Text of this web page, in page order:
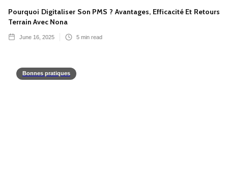
Pourquoi Digitaliser Son PMS ? Avantages, Efficacité Et Retours
Terrain Avec Nona
June 16, 2025 5 min read
Bonnes pratiques